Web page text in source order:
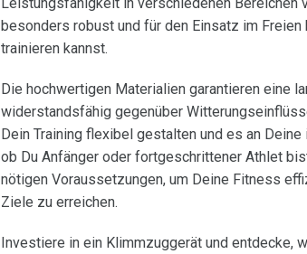
besonders robust und für den Einsatz im
trainieren kannst.
Die hochwertigen Materialien garantieren eine
widerstandsfähig gegenüber
Dein Training flexibel gestalten und es an
ob Du Anfänger oder fortgeschrittener Athlet
nötigen Voraussetzungen, um Deine Fitness
Ziele zu erreichen.
Investiere in ein Klimmzuggerät und entdecke,